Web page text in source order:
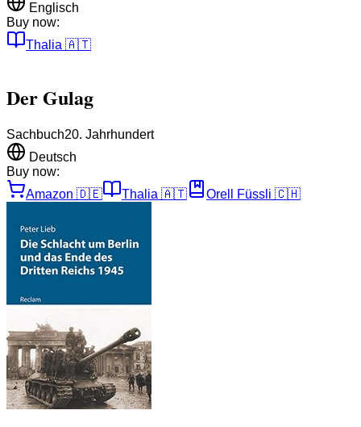
Englisch
Buy now:
Thalia 🇦🇹
Der Gulag
Sachbuch20. Jahrhundert
Deutsch
Buy now:
Amazon 🇩🇪 Thalia 🇦🇹 Orell Füssli 🇨🇭